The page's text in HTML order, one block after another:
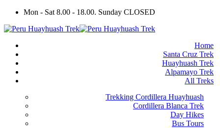
Mon - Sat 8.00 - 18.00. Sunday CLOSED
Home
Santa Cruz Trek
Huayhuash Trek
Alpamayo Trek
All Treks
Trekking Cordillera Huayhuash
Cordillera Blanca Trek
Day Hikes
Bus Tours